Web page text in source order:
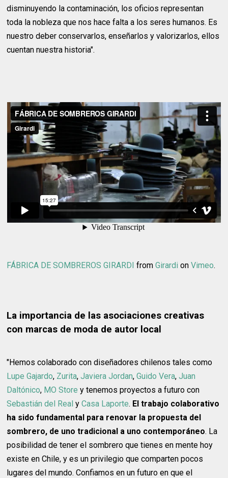
disminuyendo la contaminación, los oficios representan
toda la nobleza que nos hace falta a los seres humanos. Es
nuestro deber conservarlos, enseñarlos y valorizarlos, ellos
cuentan nuestra historia".
FÁBRICA DE SOMBREROS GIRARDI fromGirardi onVimeo.
La importancia de las asociaciones creativas
con marcas de moda de autor local
"Hemos colaborado con diseñadores chilenos tales como
Lupe Gajardo, Zurita,Javiera Jordan,Guido Vera,Juan
Daltónico, MO Store y tenemos proyectos a futuro con
Sebastián del Real yCasa Laporte. El trabajo colaborativo
ha sido fundamental para renovar la propuesta del
sombrero, de uno tradicional a uno contemporáneo. La
posibilidad de tener el sombrero que tienes en mente hoy
existe en Chile, y es un privilegio que comparten pocos
lugares del mundo. Confiamos en un futuro en que el